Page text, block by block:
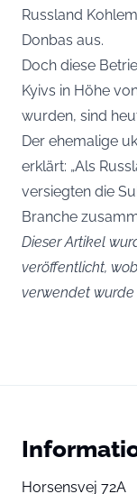
Russland
Donbas aus.
Doch diese
Kyivs in Höhe
wurden, sind
Der ehemalige
erklärt: „Als
versiegten die
Branche
Dieser Artikel
veröffentlicht,
verwendet wurde
Horsensvej 72A